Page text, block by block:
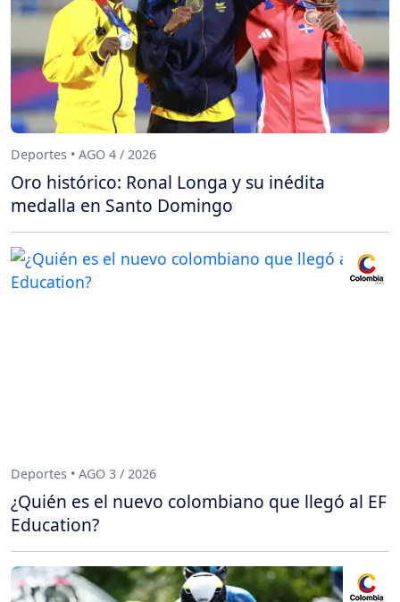
Deportes • AGO 4 / 2026
Oro histórico: Ronal Longa y su inédita
medalla en Santo Domingo
Deportes • AGO 3 / 2026
¿Quién es el nuevo colombiano que llegó al EF
Education?